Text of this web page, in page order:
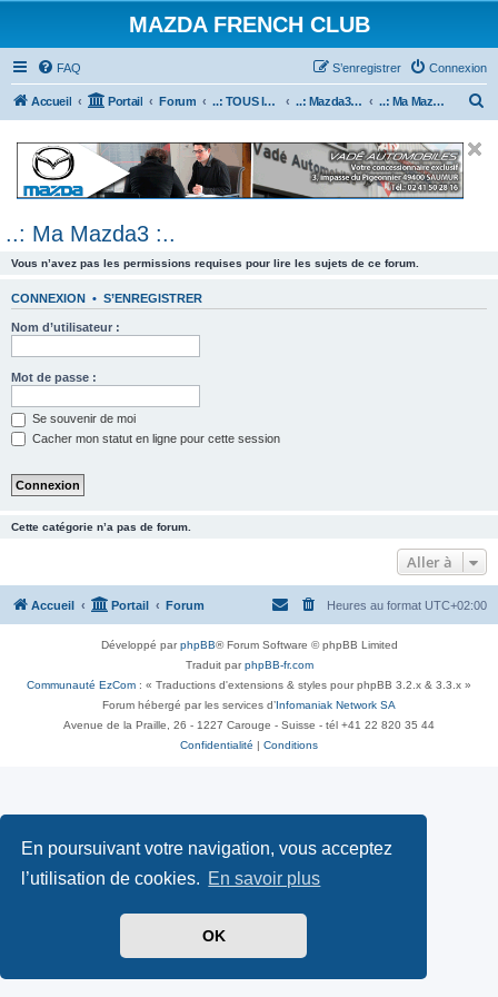
En poursuivant votre navigation, vous acceptez
l’utilisation de cookies. En savoir plus
OK
MAZDA FRENCH CLUB
FAQ Connexion
S’enregistrer
Accueil Portail Forum ..: TOUS les Véhicules MAZDA :.. ..: Mazda3 :.. ..: Ma Mazda3 :..
e
..: Ma Mazda3 :..
Vous n’avez pas les permissions requises pour lire les sujets de ce forum.
CONNEXION • S’ENREGISTRER
Nom d’utilisateur :
Mot de passe :
Se souvenir de moi
Cacher mon statut en ligne pour cette session
Cette catégorie n’a pas de forum.
Aller à
Accueil Portail Forum Heures au format UTC+02:00
Développé parphpBB® Forum Software © phpBB Limited
Traduit parphpBB-fr.com
Communauté EzCom : « Traductions d'extensions & styles pour phpBB 3.2.x & 3.3.x »
Forum hébergé par les services d’ Infomaniak Network SA
Avenue de la Praille, 26 - 1227 Carouge - Suisse - tél +41 22 820 35 44
Confidentialité
Conditions